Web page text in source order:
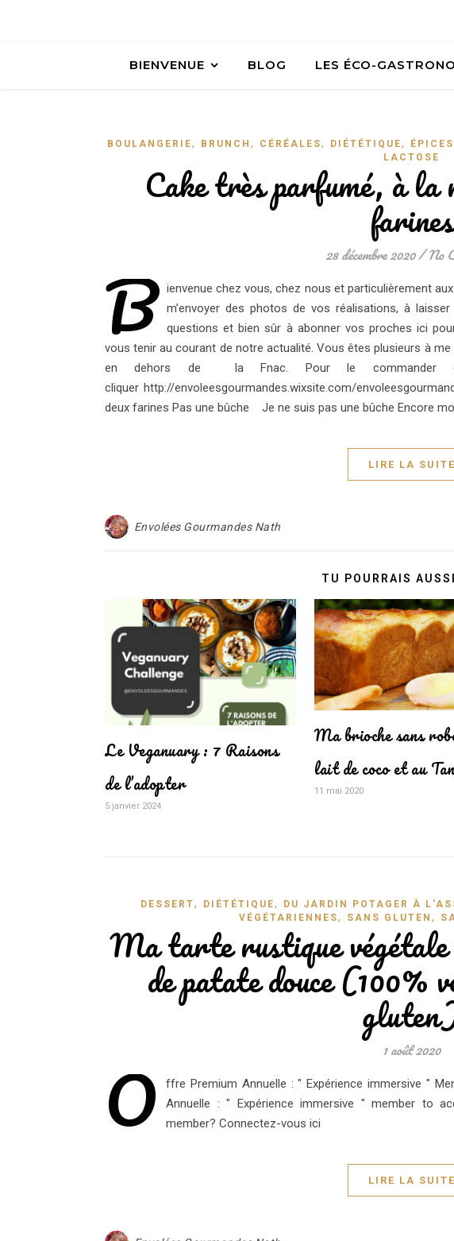
BIENVENUE BLOG LES ÉCO-
BOULANGERIE, BRUNCH , CÉRÉALES, DIÉTÉTIQUE, ÉPICES
LACTOSE
Cake très parfumé, à
farines
28 décembre 2020/ No
B
ienvenue chez vous, chez nous et particulièrement
m’envoyer des photos de vos réalisations, à
questions et bien sûr à abonner vos proches ici
vous tenir au courant de notre actualité. Vous êtes plusieurs à
en dehors de la Fnac. Pour le commander
cliquer http://envoleesgourmandes.wixsite.com/
deux farines Pas une bûche Je ne suis pas une bûche Encore
LIRE LA SUITE
Envolées Gourmandes Nath
TU POURRAIS
Le Veganuary : 7 Raisons
de l’adopter
5 janvier 2024
Ma brioche sans
lait de coco et au
11 mai 2020
DESSERT, DIÉTÉTIQUE, DU JARDIN POTAGER À
VÉGÉTARIENNES, SANS GLUTEN ,
Ma tarte rustique
de patate douce (100%
1 août 2020
O
ffre Premium Annuelle : " Expérience immersive "
Annuelle : " Expérience immersive " member to
member? Connectez-vous ici
LIRE LA SUITE